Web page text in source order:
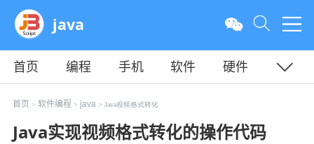
java
首页 编程 手机 软件
硬件
教程
平面 服务器
首页 > 软件编程 > java> Java视频格式转化
Java实现视频格式转化的操作代码